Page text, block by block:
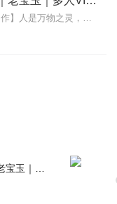
内容简介【黑暗文反派流封神之作】人是万物之灵，蛊是天地真精。一个穿越者不断重生的故事。一个养蛊、炼蛊、用蛊的奇特世界。配音组（男角色）老宝玉旁白...